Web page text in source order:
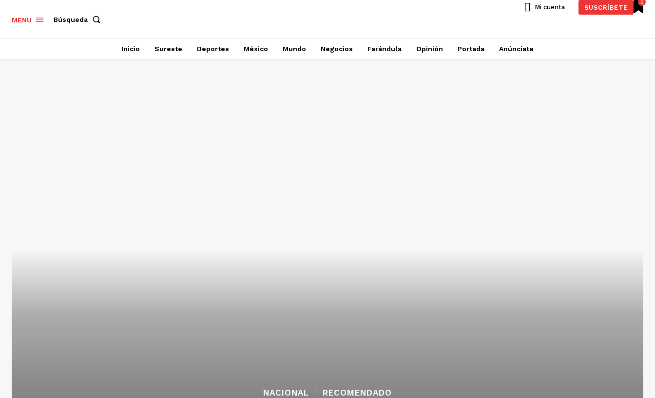
MENU Búsqueda
0
Mi cuenta SUSCRÍBETE
Inicio Sureste Deportes México Mundo Negocios Farándula Opinión Portada Anúnciate
NACIONAL RECOMENDADO